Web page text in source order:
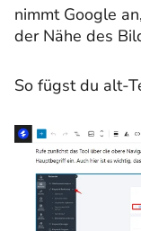
nimmt Google
der Nähe des
So fügst du alt-